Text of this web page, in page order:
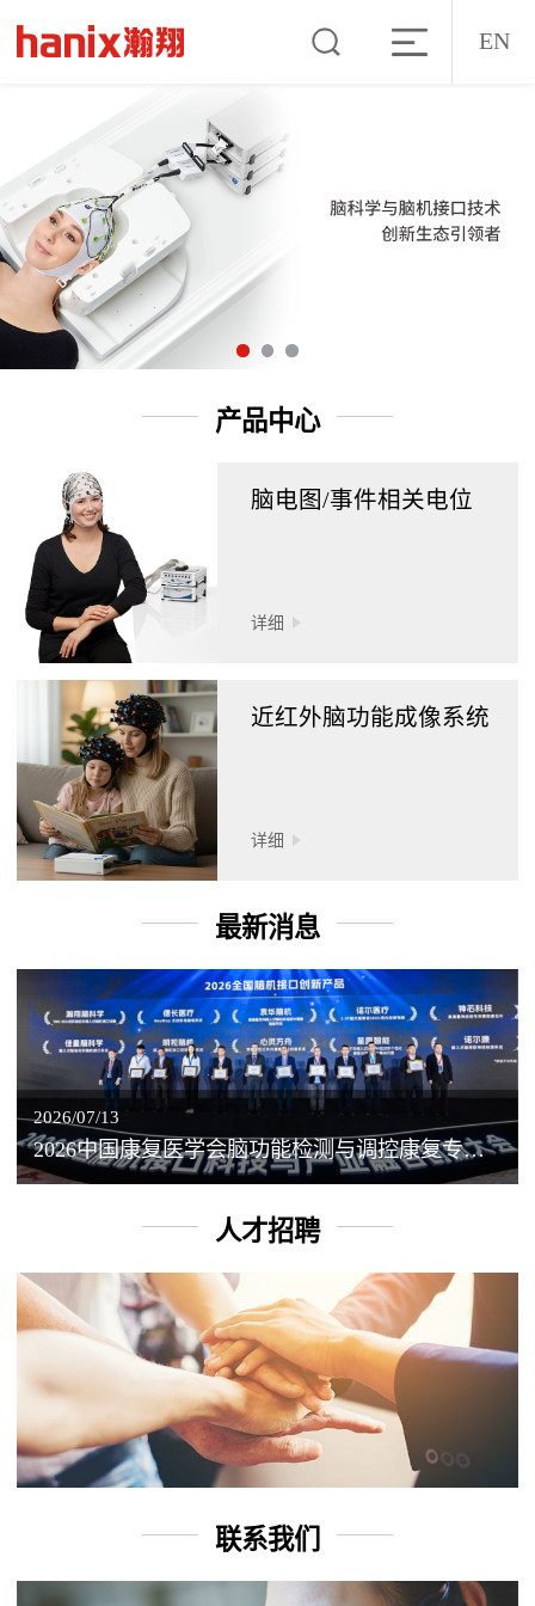
EN
产品中心
脑电图/事件相关电位
详细
近红外脑功能成像系统
详细
最新消息
2026/07/13
2026中国康复医学会脑功能检测与调控康复专业委员会学术年会丨脑客中国：脑机接口——EEG驱动TMS闭环调控工作坊
人才招聘
联系我们